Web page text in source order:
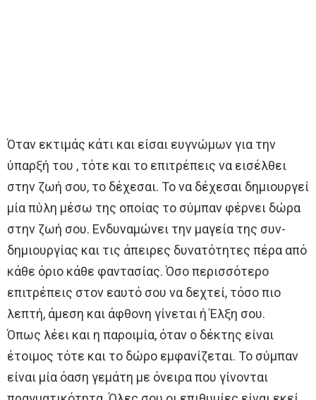
Όταν εκτιμάς κάτι και είσαι ευγνώμων για την
ύπαρξή του , τότε και το επιτρέπεις να εισέλθει
στην ζωή σου, το δέχεσαι. Το να δέχεσαι δημιουργεί
μία πύλη μέσω της οποίας το σύμπαν φέρνει δώρα
στην ζωή σου. Ενδυναμώνει την μαγεία της συν-
δημιουργίας και τις άπειρες δυνατότητες πέρα από
κάθε όριο κάθε φαντασίας. Όσο περισσότερο
επιτρέπεις στον εαυτό σου να δεχτεί, τόσο πιο
λεπτή, άμεση και άφθονη γίνεται ή Έλξη σου.
Όπως λέει και η παροιμία, όταν ο δέκτης είναι
έτοιμος τότε και το δώρο εμφανίζεται. Το σύμπαν
είναι μία όαση γεμάτη με όνειρα που γίνονται